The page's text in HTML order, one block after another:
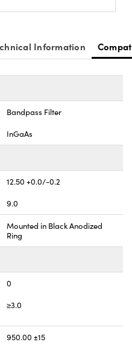
Information
Bandpass Filter
InGaAs
12.50 +0.0/-0.2
9.0
Mounted in Black Anodized
Ring
0
≥3.0
950.00 ±15